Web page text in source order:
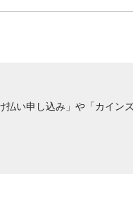
い申し込み」や「カイン